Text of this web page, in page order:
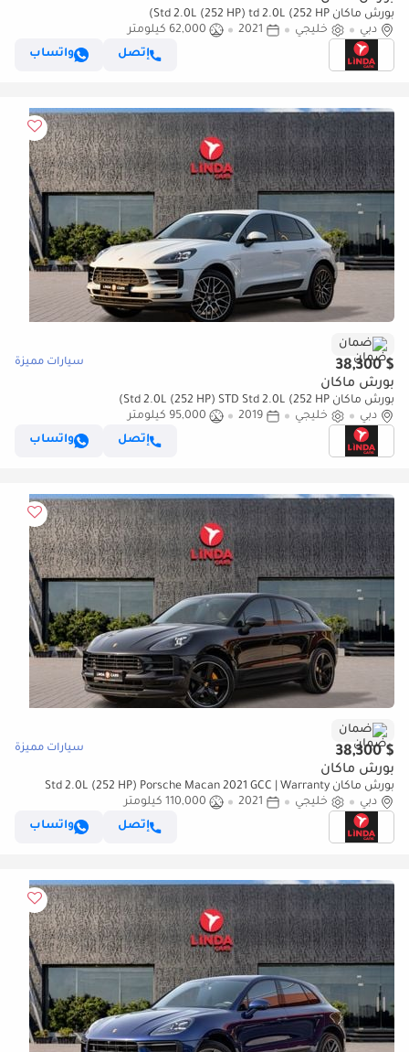
بورش ماكان Std 2.0L (252 HP) td 2.0L (252 HP)
دبي
خليجي 2021
62,000 كيلومتر
إتصل
واتساب
ضمان
$ 38,300 سيارات مميزة
بورش ماكان
بورش ماكان Std 2.0L (252 HP) STD Std 2.0L (252 HP)
دبي
خليجي 2019
95,000 كيلومتر
إتصل
واتساب
ضمان
$ 38,300 سيارات مميزة
بورش ماكان
بورش ماكان Std 2.0L (252 HP) Porsche Macan 2021 GCC | Warranty
دبي
خليجي 2021
110,000 كيلومتر
إتصل
واتساب